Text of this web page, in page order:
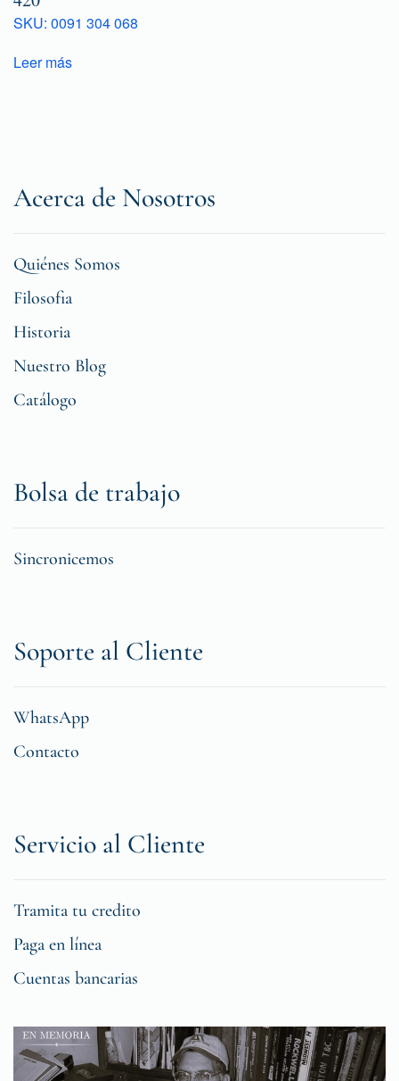
SKU: 0091 304 068
Leer más
Acerca de Nosotros
Quiénes Somos
Filosofia
Historia
Nuestro Blog
Catálogo
Bolsa de trabajo
Sincronicemos
Soporte al Cliente
WhatsApp
Contacto
Servicio al Cliente
Tramita tu credito
Paga en línea
Cuentas bancarias